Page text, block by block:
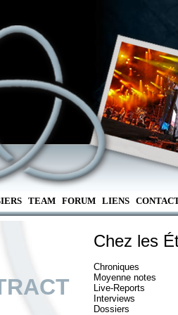
TEAM FORUM LIENS
Chez les
Chroniques
Moyenne notes
Live-Reports
Interviews
Dossiers